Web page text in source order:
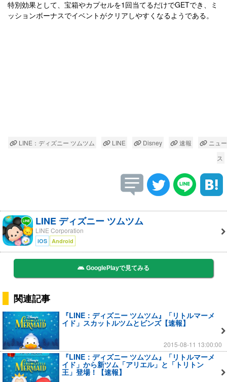
特別効果として、宝箱やカプセルを1回当てるだけでGETでき、ミ
ッションボーナスでイベントがクリアしやすくなるようである。
LINE：ディズニー ツムツム LINE Disney 速報
ニュー
ス
LINE ディズニー ツムツム
LINE Corporation
iOS Android
GooglePlayで見てみる
関連記事
『LINE：ディズニー ツムツム』「リトルマーメ
イド」スカットルツムとビンズ【速報】
2015-08-11 13:00:00
『LINE：ディズニー ツムツム』「リトルマーメ
イド」から新ツム「アリエル」と「トリトン
王」登場！【速報】